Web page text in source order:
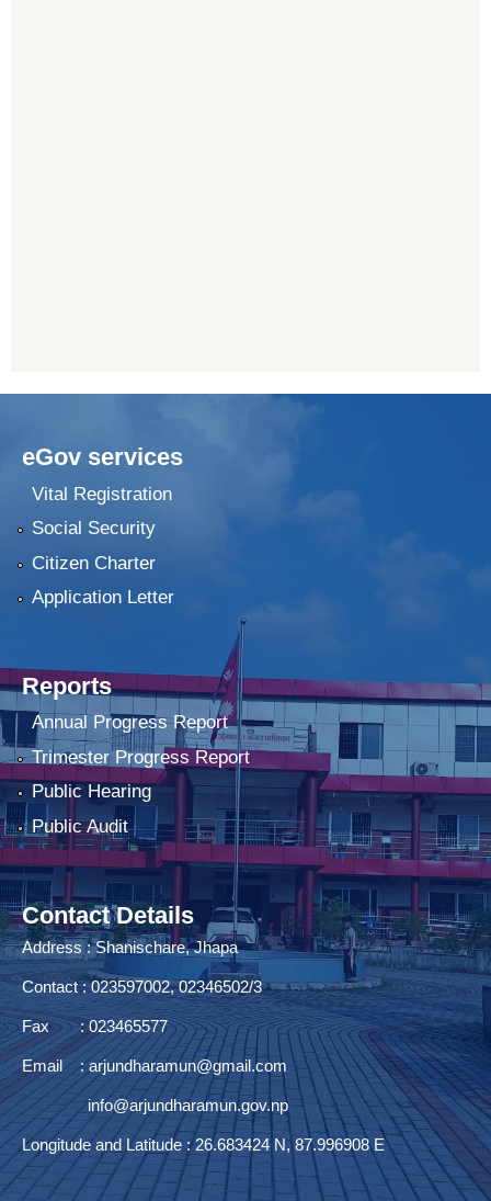
eGov services
Vital Registration
Social Security
Citizen Charter
Application Letter
Reports
Annual Progress Report
Trimester Progress Report
Public Hearing
Public Audit
Contact Details
Address : Shanischare, Jhapa
Contact : 023597002, 02346502/3
Fax : 023465577
Email :arjundharamun@gmail.com
info@arjundharamun.gov.np
Longitude and Latitude : 26.683424 N, 87.996908 E